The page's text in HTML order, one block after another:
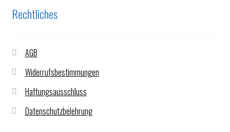
Rechtliches
AGB
Widerrufsbestimmungen
Haftungsausschluss
Datenschutzbelehrung